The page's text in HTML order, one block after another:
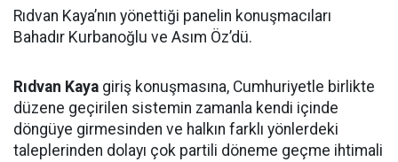
Rıdvan Kaya’nın yönettiği panelin konuşmacıları
Bahadır Kurbanoğlu ve Asım Öz’dü.
Rıdvan Kaya giriş konuşmasına, Cumhuriyetle birlikte
düzene geçirilen sistemin zamanla kendi içinde
döngüye girmesinden ve halkın farklı yönlerdeki
taleplerinden dolayı çok partili döneme geçme ihtimali